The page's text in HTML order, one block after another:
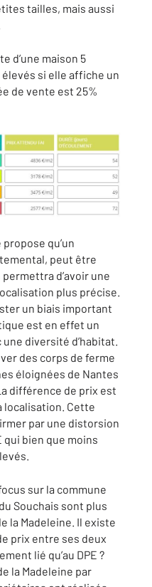
tailles, mais aussi
d’une maison 5
si elle affiche un
de vente est 25%
qu’un
peut être
d’avoir une
plus précise.
un biais important
est en effet un
diversité d’habitat.
des corps de ferme
éloignées de Nantes
différence de prix est
localisation. Cette
par une distorsion
qui bien que moins
sur la commune
Souchais sont plus
la Madeleine. Il existe
prix entre ses deux
lié qu’au DPE ?
la Madeleine par